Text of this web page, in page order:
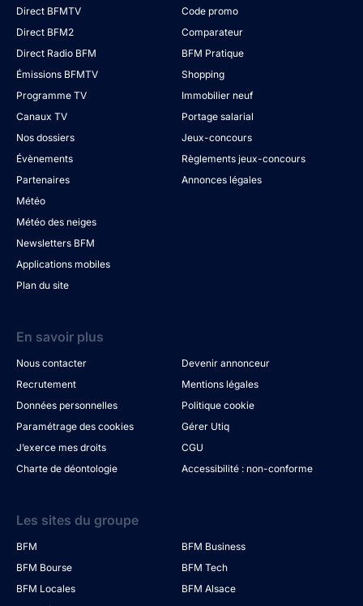
Direct BFMTV
Direct BFM2
Direct Radio BFM
Émissions BFMTV
Programme TV
Canaux TV
Nos dossiers
Évènements
Partenaires
Météo
Météo des neiges
Newsletters BFM
Applications mobiles
Plan du site
Code promo
Comparateur
BFM Pratique
Shopping
Immobilier neuf
Portage salarial
Jeux-concours
Règlements jeux-concours
Annonces légales
En savoir plus
Nous contacter
Devenir annonceur
Recrutement
Mentions légales
Données personnelles
Politique cookie
Paramétrage des cookies
Gérer Utiq
J’exerce mes droits
CGU
Charte de déontologie
Accessibilité : non-conforme
Les sites du groupe
BFM
BFM Business
BFM Bourse
BFM Tech
BFM Locales
BFM Alsace